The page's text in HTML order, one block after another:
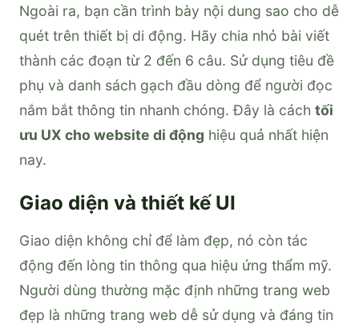
Ngoài ra, bạn cần trình bày nội dung sao cho dễ
quét trên thiết bị di động. Hãy chia nhỏ bài viết
thành các đoạn từ 2 đến 6 câu. Sử dụng tiêu đề
phụ và danh sách gạch đầu dòng để người đọc
nắm bắt thông tin nhanh chóng. Đây là cách tối
ưu UX cho website di động hiệu quả nhất hiện
nay.
Giao diện và thiết kế UI
Giao diện không chỉ để làm đẹp, nó còn tác
động đến lòng tin thông qua hiệu ứng thẩm mỹ.
Người dùng thường mặc định những trang web
đẹp là những trang web dễ sử dụng và đáng tin